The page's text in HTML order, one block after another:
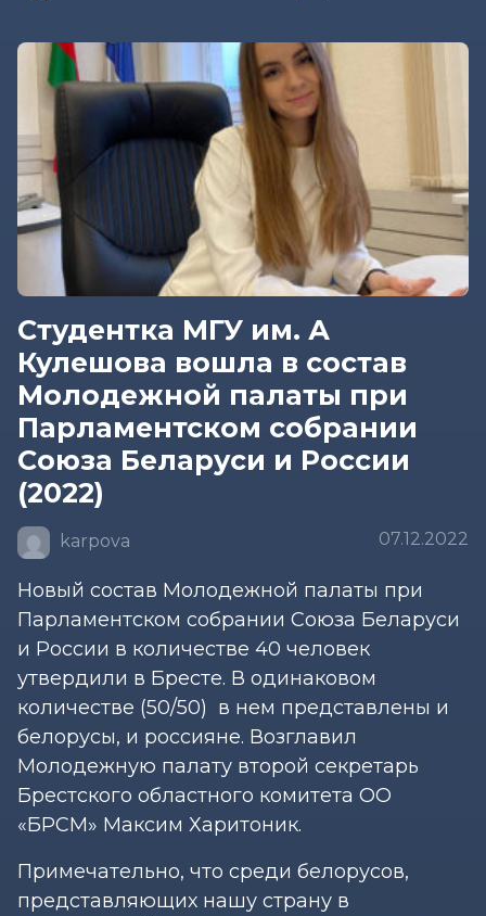
Студентка МГУ им. А
Кулешова вошла в состав
Молодежной палаты при
Парламентском собрании
Союза Беларуси и России
(2022)
karpova 07.12.2022
Новый состав Молодежной палаты при
Парламентском собрании Союза Беларуси
и России в количестве 40 человек
утвердили в Бресте. В одинаковом
количестве (50/50) в нем представлены и
белорусы, и россияне. Возглавил
Молодежную палату второй секретарь
Брестского областного комитета ОО
«БРСМ» Максим Харитоник.
Примечательно, что среди белорусов,
представляющих нашу страну в